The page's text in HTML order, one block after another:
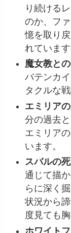
り続ける
のか、フ
憶を取り
れています
魔女教と
バテンカ
タクルな
エミリア
分の過去
エミリア
います。
スバルの
通じて描
らに深く
状況から
度見ても
ホワイト